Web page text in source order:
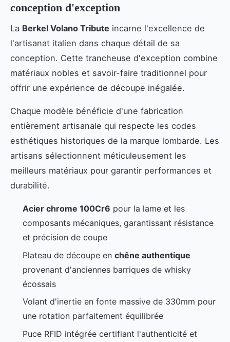
conception d'exception
La Berkel Volano Tribute incarne l'excellence de
l'artisanat italien dans chaque détail de sa
conception. Cette trancheuse d'exception combine
matériaux nobles et savoir-faire traditionnel pour
offrir une expérience de découpe inégalée.
Chaque modèle bénéficie d'une fabrication
entièrement artisanale qui respecte les codes
esthétiques historiques de la marque lombarde. Les
artisans sélectionnent méticuleusement les
meilleurs matériaux pour garantir performances et
durabilité.
Acier chrome 100Cr6 pour la lame et les
composants mécaniques, garantissant résistance
et précision de coupe
Plateau de découpe en chêne authentique
provenant d'anciennes barriques de whisky
écossais
Volant d'inertie en fonte massive de 330mm pour
une rotation parfaitement équilibrée
Puce RFID intégrée certifiant l'authenticité et